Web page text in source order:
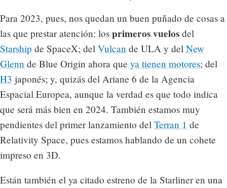
Para 2023, pues, nos quedan un buen puñado de cosas a
las que prestar atención: los primeros vuelos del
Starship de SpaceX; del Vulcan de ULA y del New
Glenn de Blue Origin ahora que ya tienen motores; del
H3 japonés; y, quizás del Ariane 6 de la Agencia
Espacial Europea, aunque la verdad es que todo indica
que será más bien en 2024. También estamos muy
pendientes del primer lanzamiento del Terran 1 de
Relativity Space, pues estamos hablando de un cohete
impreso en 3D.
Están también el ya citado estreno de la Starliner en una